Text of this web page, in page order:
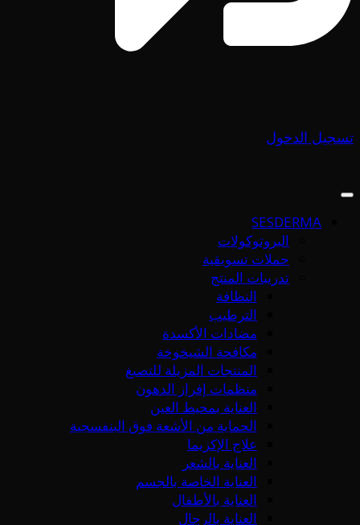
تسجيل الدخول
SESDERMA
البروتوكولات
حملات تسويقية
تدريبات المنتج
النظافة
الترطيب
مضادات الأكسدة
مكافحة الشيخوخة
المنتجات المزيلة للتصبغ
منظمات إفراز الدهون
العناية بمحيط العين
الحماية من الأشعة فوق البنفسجية
علاج الإكزيما
العناية بالشعر
العناية الخاصة بالجسم
العناية بالأطفال
العناية بالرجال